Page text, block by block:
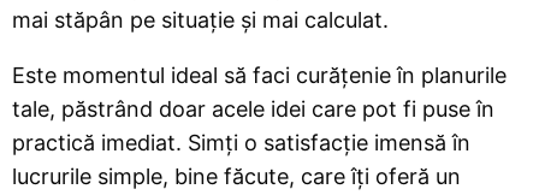
mai stăpân pe situație și mai calculat.
Este momentul ideal să faci curățenie în planurile
tale, păstrând doar acele idei care pot fi puse în
practică imediat. Simți o satisfacție imensă în
lucrurile simple, bine făcute, care îți oferă un